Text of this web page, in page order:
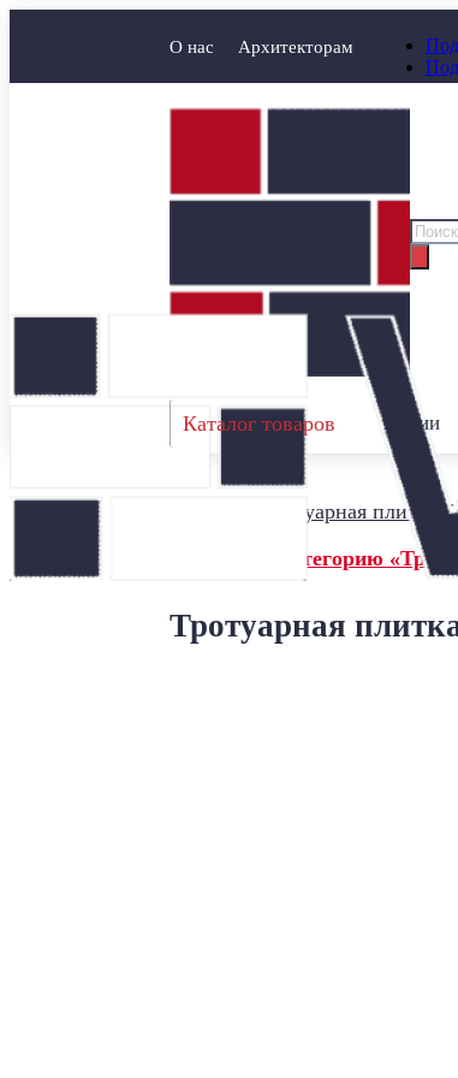
О нас Архитекторам
Каталог товаров Акции
Тротуарная плитка
← Назад в категорию
Тротуарная